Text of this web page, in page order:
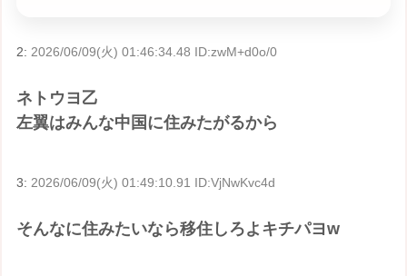
2: 2026/06/09(火) 01:46:34.48 ID:zwM+d0o/0
ネトウヨ乙
左翼はみんな中国に住みたがるから
3: 2026/06/09(火) 01:49:10.91 ID:VjNwKvc4d
そんなに住みたいなら移住しろよキチパヨw